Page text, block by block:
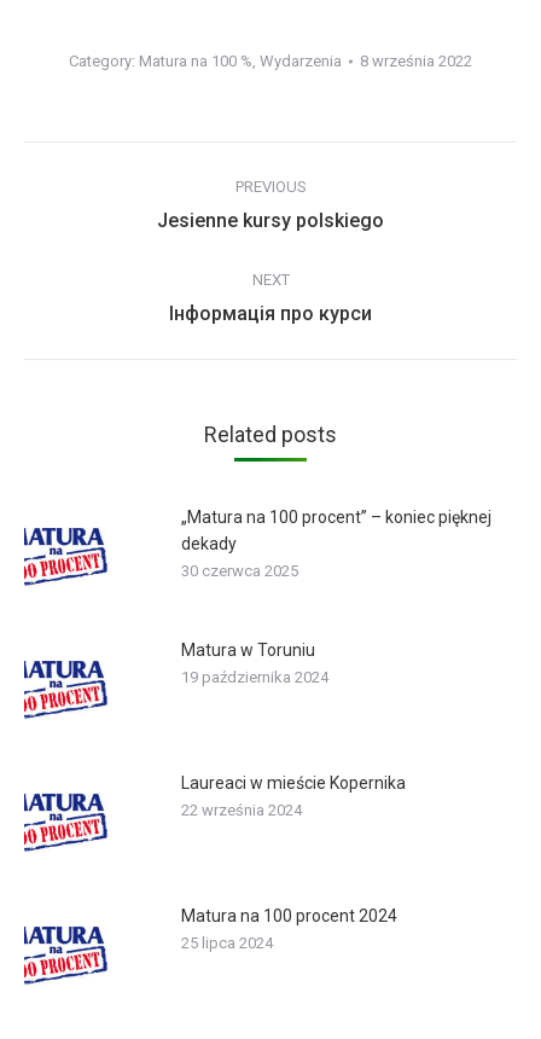
Category: Matura na 100 %, Wydarzenia 8 września 2022
navigation
PREVIOUS
Previous
Jesienne kursy polskiego
NEXT
Next
Інформація про курси
Related posts
„Matura na 100 procent” – koniec pięknej
dekady
30 czerwca 2025
Matura w Toruniu
19 października 2024
Laureaci w mieście Kopernika
22 września 2024
Matura na 100 procent 2024
25 lipca 2024